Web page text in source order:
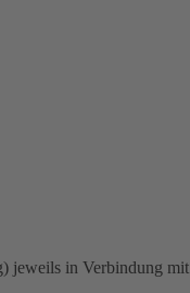
jeweils in Verbindung